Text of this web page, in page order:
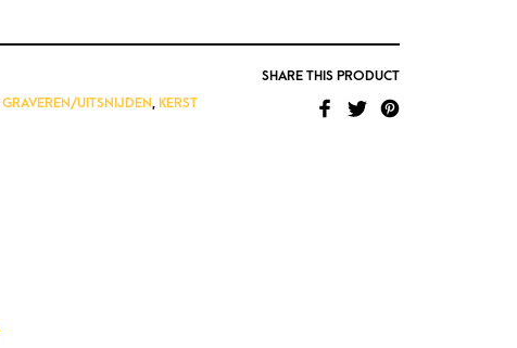
GRAVEREN/UITSNIJDEN KERST
SHARE THIS PRODUCT